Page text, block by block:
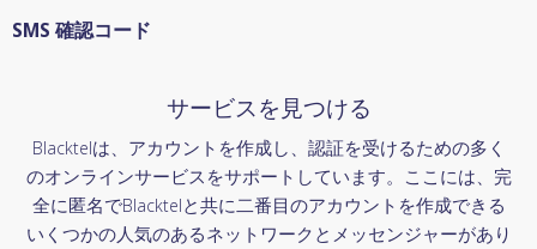
SMS 確認コード
サービスを見つける
Blacktelは、アカウントを作成し、認証を受けるための多く
のオンラインサービスをサポートしています。ここには、完
全に匿名でBlacktelと共に二番目のアカウントを作成できる
いくつかの人気のあるネットワークとメッセンジャーがあり